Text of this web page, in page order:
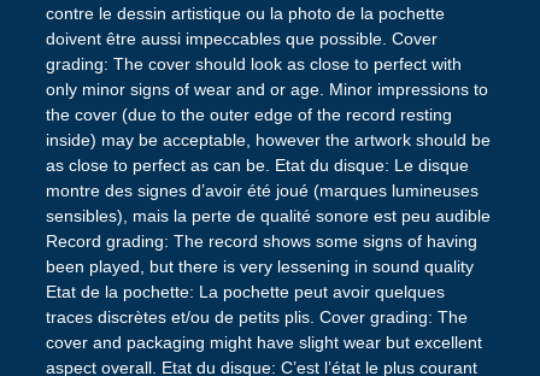
contre le dessin artistique ou la photo de la pochette
doivent être aussi impeccables que possible. Cover
grading: The cover should look as close to perfect with
only minor signs of wear and or age. Minor impressions to
the cover (due to the outer edge of the record resting
inside) may be acceptable, however the artwork should be
as close to perfect as can be. Etat du disque: Le disque
montre des signes d’avoir été joué (marques lumineuses
sensibles), mais la perte de qualité sonore est peu audible
Record grading: The record shows some signs of having
been played, but there is very lessening in sound quality
Etat de la pochette: La pochette peut avoir quelques
traces discrètes et/ou de petits plis. Cover grading: The
cover and packaging might have slight wear but excellent
aspect overall. Etat du disque: C’est l’état le plus courant